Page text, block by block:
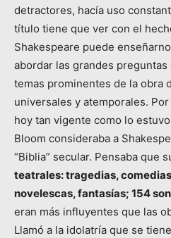
detractores, hacía uso
título tiene que ver con el
Shakespeare puede
abordar las grandes preguntas
temas prominentes de la obra
universales y atemporales.
hoy tan vigente como lo
Bloom consideraba a
“Biblia” secular. Pensaba que
teatrales: tragedias,
novelescas, fantasías; 154
eran más influyentes que las
Llamó a la idolatría que se